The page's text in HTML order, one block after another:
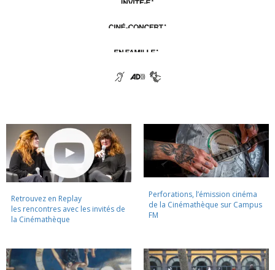
Retrouvez en Replay
les rencontres avec les invités de
la Cinémathèque
Perforations, l’émission cinéma
de la Cinémathèque sur Campus
FM